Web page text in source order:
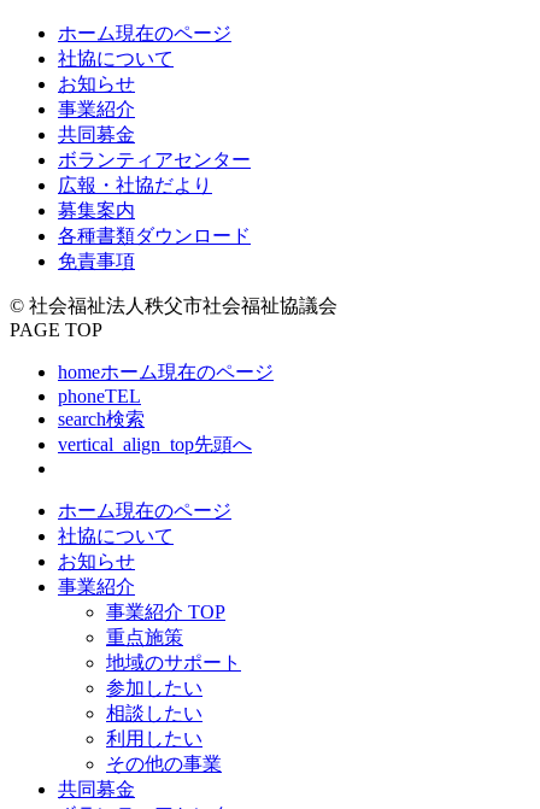
ホーム現在のページ
社協について
お知らせ
事業紹介
共同募金
ボランティアセンター
広報・社協だより
募集案内
各種書類ダウンロード
免責事項
© 社会福祉法人秩父市社会福祉協議会
PAGE TOP
homeホーム現在のページ
phoneTEL
search検索
vertical_align_top先頭へ
ホーム現在のページ
社協について
お知らせ
事業紹介
事業紹介 TOP
重点施策
地域のサポート
参加したい
相談したい
利用したい
その他の事業
共同募金